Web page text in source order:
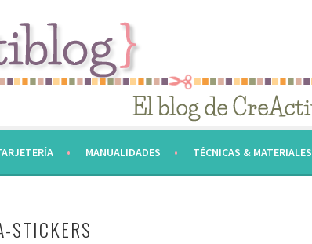
MANUALIDADES TÉCNICAS & MATERIALES
STICKERS